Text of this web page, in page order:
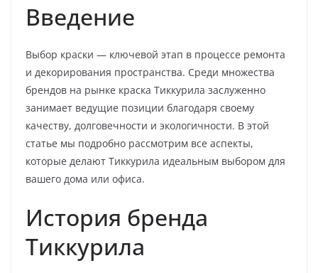
Введение
Выбор краски — ключевой этап в процессе ремонта
и декорирования пространства. Среди множества
брендов на рынке краска Тиккурила заслуженно
занимает ведущие позиции благодаря своему
качеству, долговечности и экологичности. В этой
статье мы подробно рассмотрим все аспекты,
которые делают Тиккурила идеальным выбором для
вашего дома или офиса.
История бренда
Тиккурила